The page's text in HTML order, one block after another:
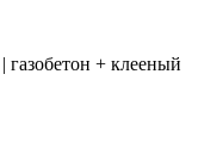
+ клееный